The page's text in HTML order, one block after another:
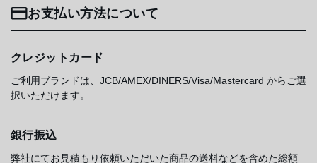
お支払い方法について
クレジットカード
ご利用ブランドは、JCB/AMEX/DINERS/Visa/Mastercard からご選
択いただけます。
銀行振込
弊社にてお見積もり依頼いただいた商品の送料などを含めた総額